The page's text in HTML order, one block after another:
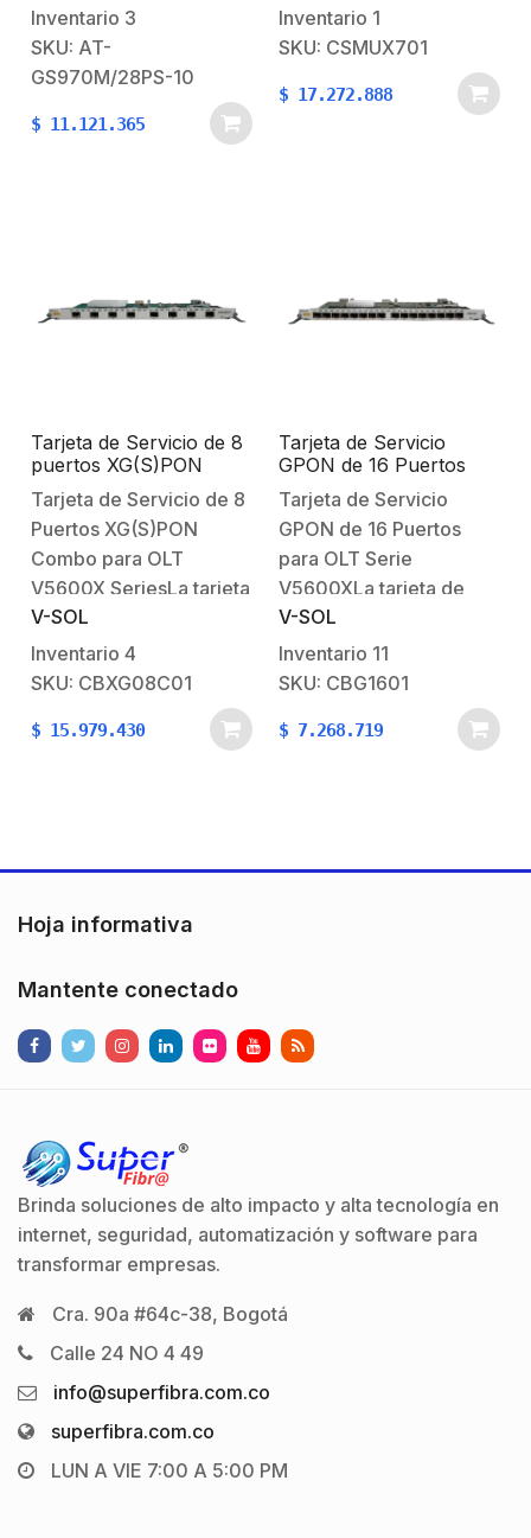
paquetes por segundo
(Mpps).Switching fabric:
56 Gbps. PoE:IEEE
Ethernet (PoE) hasta
370 W. Sistema
Inventario 3
SKU: AT-
GS970M/28PS-10
$ 11.121.365
diseñada para el chasis
OLT V5600X7 y cumple
control, gestión y
todos los módulos
Inventario 1
SKU: CSMUX701
$ 17.272.888
Tarjeta de Servicio de 8
puertos XG(S)PON
Combo para Olt V5600X
Series
Tarjeta de Servicio de 8
Puertos XG(S)PON
Combo para OLT
V5600X SeriesLa tarjeta
de servicio de 8 puertos
XG(S)PON está
diseñada para
integrarse con el chasis
OLT V5600X series,
V-SOL
Inventario 4
SKU: CBXG08C01
$ 15.979.430
Tarjeta de Servicio
GPON de 16 Puertos
para OLT Serie V5600X
Tarjeta de Servicio
GPON de 16 Puertos
para OLT Serie
V5600XLa tarjeta de
servicio GPON de 16
puertos está diseñada
para operar con las
plataformas de la serie
OLT V5600X,
V-SOL
Inventario 11
SKU: CBG1601
$ 7.268.719
Hoja informativa
Mantente conectado
Brinda soluciones de alto impacto y alta tecnología en
internet, seguridad, automatización y software para
transformar empresas.
Cra. 90a #64c-38, Bogotá
Calle 24 NO 4 49
info@superfibra.com.co
superfibra.com.co
LUN A VIE 7:00 A 5:00 PM